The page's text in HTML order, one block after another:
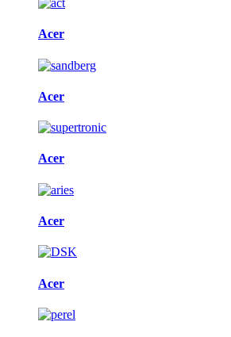
Acer
Acer
Acer
Acer
Acer